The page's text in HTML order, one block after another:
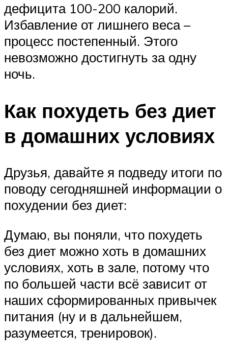
дефицита 100-200 калорий.
Избавление от лишнего веса –
процесс постепенный. Этого
невозможно достигнуть за одну
ночь.
Как похудеть без диет
в домашних условиях
Друзья, давайте я подведу итоги по
поводу сегодняшней информации о
похудении без диет:
Думаю, вы поняли, что похудеть
без диет можно хоть в домашних
условиях, хоть в зале, потому что
по большей части всё зависит от
наших сформированных привычек
питания (ну и в дальнейшем,
разумеется, тренировок).